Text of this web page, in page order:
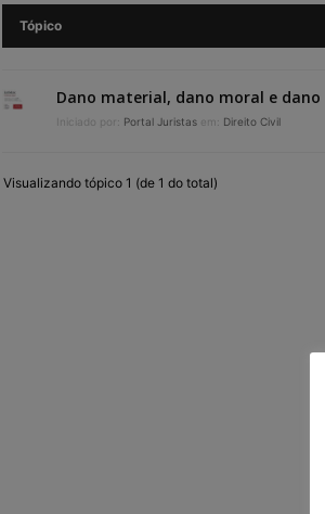
Tópico
Dano material, dano moral e
Iniciado por: Portal Juristas em: Direito Civil
Visualizando tópico 1 (de 1 do total)